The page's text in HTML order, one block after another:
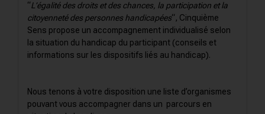
“L’égalité des droits et des chances, la participation et la
citoyenneté des personnes handicapées“, Cinquième
Sens propose un accompagnement individualisé selon
la situation du handicap du participant (conseils et
informations sur les dispositifs liés au handicap).
Nous tenons à votre disposition une liste d’organismes
pouvant vous accompagner dans un parcours en